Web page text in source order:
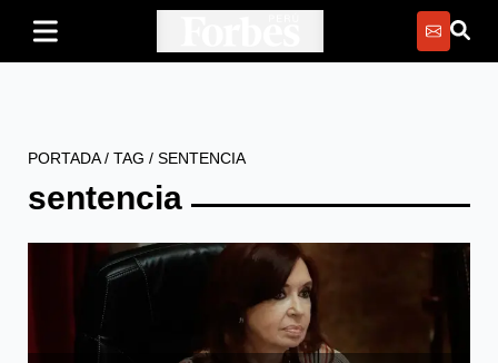
PORTADA/ TAG / SENTENCIA
sentencia